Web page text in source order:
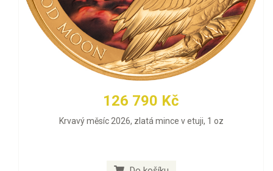
126 790 Kč
Krvavý měsíc 2026, zlatá mince v etuji, 1 oz